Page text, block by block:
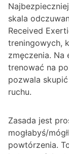
skala
Received
treningowych,
zmęczenia.
trenować na
pozwala
ruchu.
Zasada jest
mogłabyś/
powtórzenia.